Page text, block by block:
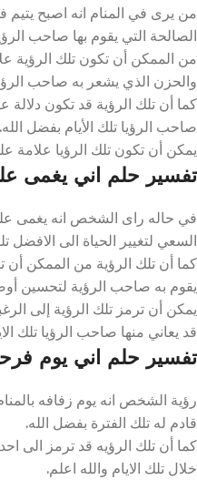
من يرى في المنام انه اصبح يتيم
الصالحة التي يقوم بها صاحب
من الممكن أن تكون تلك الرؤية
والحزن الذي يشعر به صاحب
كما أن تلك الرؤية قد تكون دلالة
صاحب الرؤيا تلك الأيام بفضل الله.
يمكن أن تكون تلك الرؤيا علامة
تفسير حلم اني يغمى
في حاله راى الشخص انه يغمى
السعي لتغيير الحياة الى الافضل
كما أن تلك الرؤية من الممكن أن
يقوم به صاحب الرؤية لتحسين
يمكن أن ترمز تلك الرؤية إلى
قد يعاني منها صاحب الرؤيا تلك
تفسير حلم اني يوم
رؤية الشخص انه يوم زفافه
قادم له تلك الفترة بفضل الله.
كما أن تلك الرؤيه قد ترمز الى
خلال تلك الايام والله اعلم.